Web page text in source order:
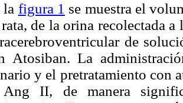
la figura 1 se muestra el
de la orina recolectada
de
Atosiban. La
y el pretratamiento con
II, de manera